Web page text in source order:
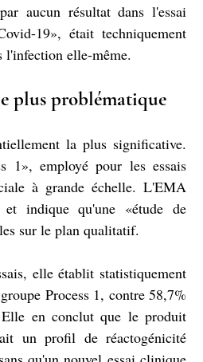
aucun résultat dans l'essai
19», était techniquement
l'infection elle-même.
plus problématique
la plus significative.
1», employé pour les essais
à grande échelle. L'EMA
indique qu'une «étude de
sur le plan qualitatif.
elle établit statistiquement
Process 1, contre 58,7%
en conclut que le produit
un profil de réactogénicité